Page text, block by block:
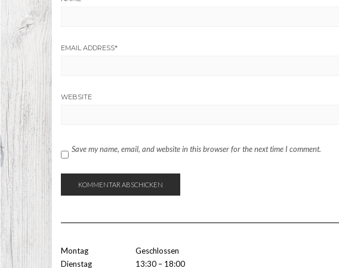
EMAIL ADDRESS*
WEBSITE
Save my name, email, and website in this browser for the next time I comment.
Montag
Geschlossen
Dienstag
13:30 – 18:00